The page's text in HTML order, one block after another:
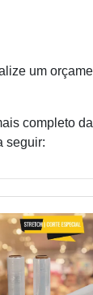
um
completo
seguir: